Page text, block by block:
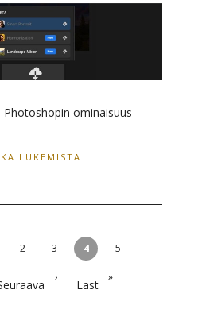
Photoshopin ominaisuus
LUKEMISTA
2 3 4 5
›
Last
»